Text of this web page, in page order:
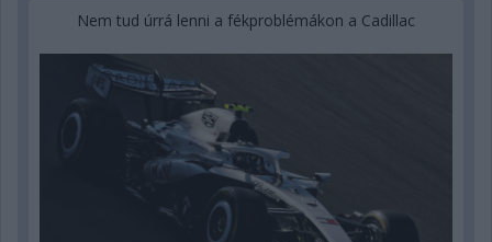
Nem tud úrrá lenni a fékproblémákon a Cadillac